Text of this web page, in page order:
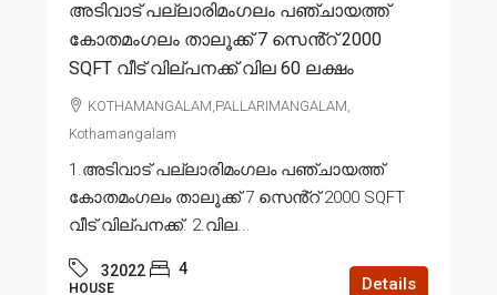
അടിവാട് പല്ലാരിമംഗലം പഞ്ചായത്ത്
കോതമംഗലം താലൂക്ക് 7 സെൻ്റ് 2000
SQFT വീട് വില്പനക്ക് വില 60 ലക്ഷം
KOTHAMANGALAM,PALLARIMANGALAM,
Kothamangalam
1.അടിവാട് പല്ലാരിമംഗലം പഞ്ചായത്ത്
കോതമംഗലം താലൂക്ക് 7 സെൻ്റ് 2000 SQFT
വീട് വില്പനക്ക്. 2.വില...
32022 4
HOUSE Details